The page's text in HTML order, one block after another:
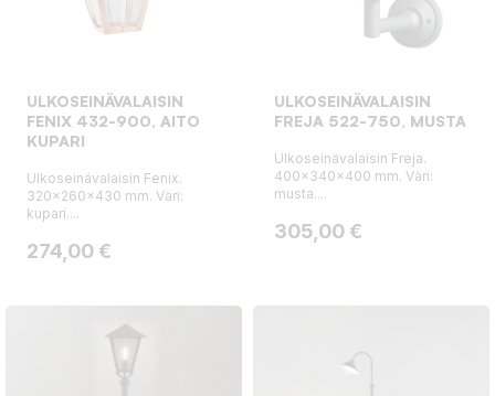
ULKOSEINÄVALAISIN
FENIX 432-900, AITO
KUPARI
Ulkoseinävalaisin Fenix.
320x260x430 mm. Väri:
kupari....
Hinta
274,00 €
ULKOSEINÄVALAISIN
FREJA 522-750, MUSTA
Ulkoseinävalaisin Freja.
400x340x400 mm. Väri:
musta....
Hinta
305,00 €